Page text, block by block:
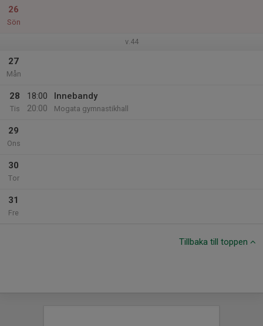
26
Sön
v.44
27
Mån
28
Tis
18:00
20:00
Innebandy
Mogata gymnastikhall
29
Ons
30
Tor
31
Fre
Tillbaka till toppen